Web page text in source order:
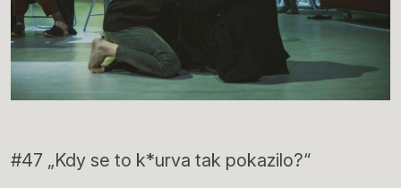
#47 „Kdy se to k*urva tak pokazilo?“